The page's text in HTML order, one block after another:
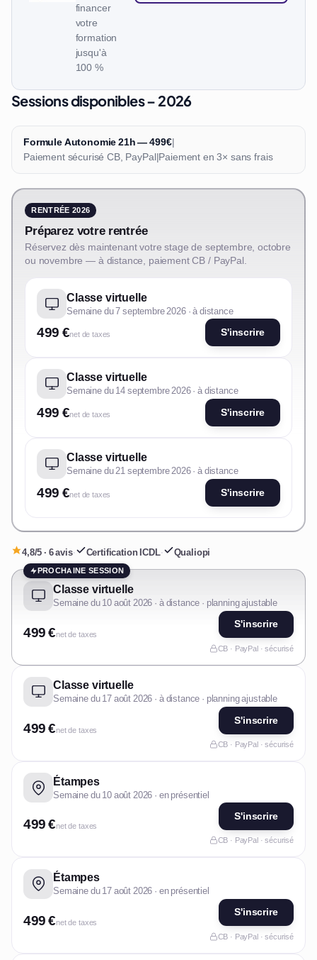
financer
votre
formation
jusqu'à
100 %
Sessions disponibles – 2026
Formule Autonomie 21h — 499€|
Paiement sécurisé CB, PayPal|Paiement en 3× sans frais
RENTRÉE 2026
Préparez votre rentrée
Réservez dès maintenant votre stage de septembre, octobre
ou novembre — à distance, paiement CB / PayPal.
Classe virtuelle
Semaine du 7 septembre 2026 · à distance
499 €net de taxes S'inscrire
Classe virtuelle
Semaine du 14 septembre 2026 · à distance
499 €net de taxes S'inscrire
Classe virtuelle
Semaine du 21 septembre 2026 · à distance
499 €net de taxes S'inscrire
4,8/5 · 6 avis· Certification ICDL· Qualiopi
PROCHAINE SESSION
Classe virtuelle
Semaine du 10 août 2026 · à distance · planning ajustable
499 €net de taxes
S'inscrire
CB · PayPal · sécurisé
Classe virtuelle
Semaine du 17 août 2026 · à distance · planning ajustable
499 €net de taxes
S'inscrire
CB · PayPal · sécurisé
Étampes
Semaine du 10 août 2026 · en présentiel
499 €net de taxes
S'inscrire
CB · PayPal · sécurisé
Étampes
Semaine du 17 août 2026 · en présentiel
499 €net de taxes
S'inscrire
CB · PayPal · sécurisé